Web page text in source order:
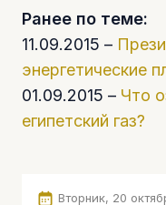
Ранее по теме:
11.09.2015 –
энергетические
01.09.2015 – Что
египетский газ?
Вторник, 20